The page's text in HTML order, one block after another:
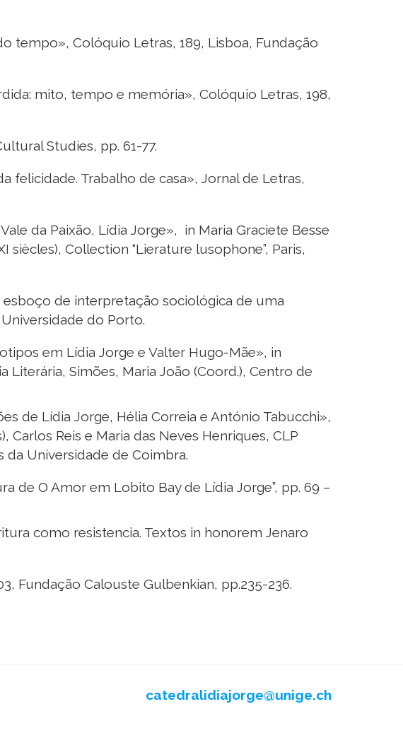
tempo», Colóquio Letras, 189, Lisboa, Fundação
mito, tempo e memória», Colóquio Letras, 198,
Studies, pp. 61-77.
felicidade. Trabalho de casa», Jornal de Letras,
da Paixão, Lídia Jorge», in Maria Graciete Besse
Collection “Lierature lusophone”, Paris,
esboço de interpretação sociológica de uma
do Porto.
em Lídia Jorge e Valter Hugo-Mãe», in
Simões, Maria João (Coord.), Centro de
de Lídia Jorge, Hélia Correia e António Tabucchi»,
Carlos Reis e Maria das Neves Henriques, CLP
Universidade de Coimbra.
de O Amor em Lobito Bay de Lídia Jorge”, pp. 69 –
como resistencia. Textos in honorem Jenaro
Fundação Calouste Gulbenkian, pp.235-236.
catedralidiajorge@unige.ch